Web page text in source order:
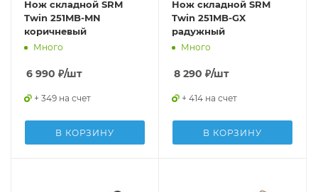
Нож складной SRM
Twin 251MB-MN
коричневый
Много
6 990 ₽/шт
+ 349 на счет
В КОРЗИНУ
Нож складной SRM
Twin 251MB-GX
радужный
Много
8 290 ₽/шт
+ 414 на счет
В КОРЗИНУ